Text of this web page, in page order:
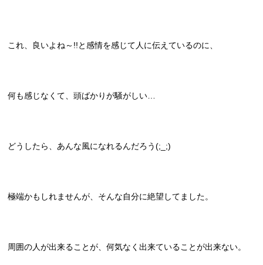
これ、良いよね～!!と感情を感じて人に伝えているのに、
何も感じなくて、頭ばかりが騒がしい…
どうしたら、あんな風になれるんだろう(;_;)
極端かもしれませんが、そんな自分に絶望してました。
周囲の人が出来ることが、何気なく出来ていることが出来ない。